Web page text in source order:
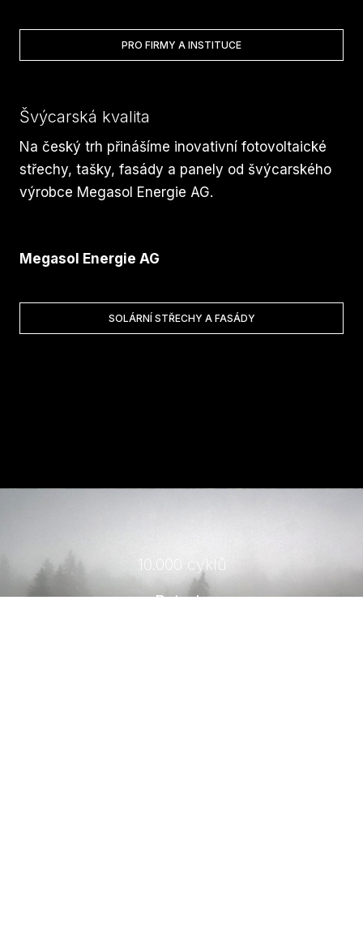
PRO FIRMY A INSTITUCE
Švýcarská kvalita
Na český trh přinášíme inovativní fotovoltaické
střechy, tašky, fasády a panely od švýcarského
výrobce Megasol Energie AG.
Megasol Energie AG
SOLÁRNÍ STŘECHY A FASÁDY
10.000 cyklů
Baterie